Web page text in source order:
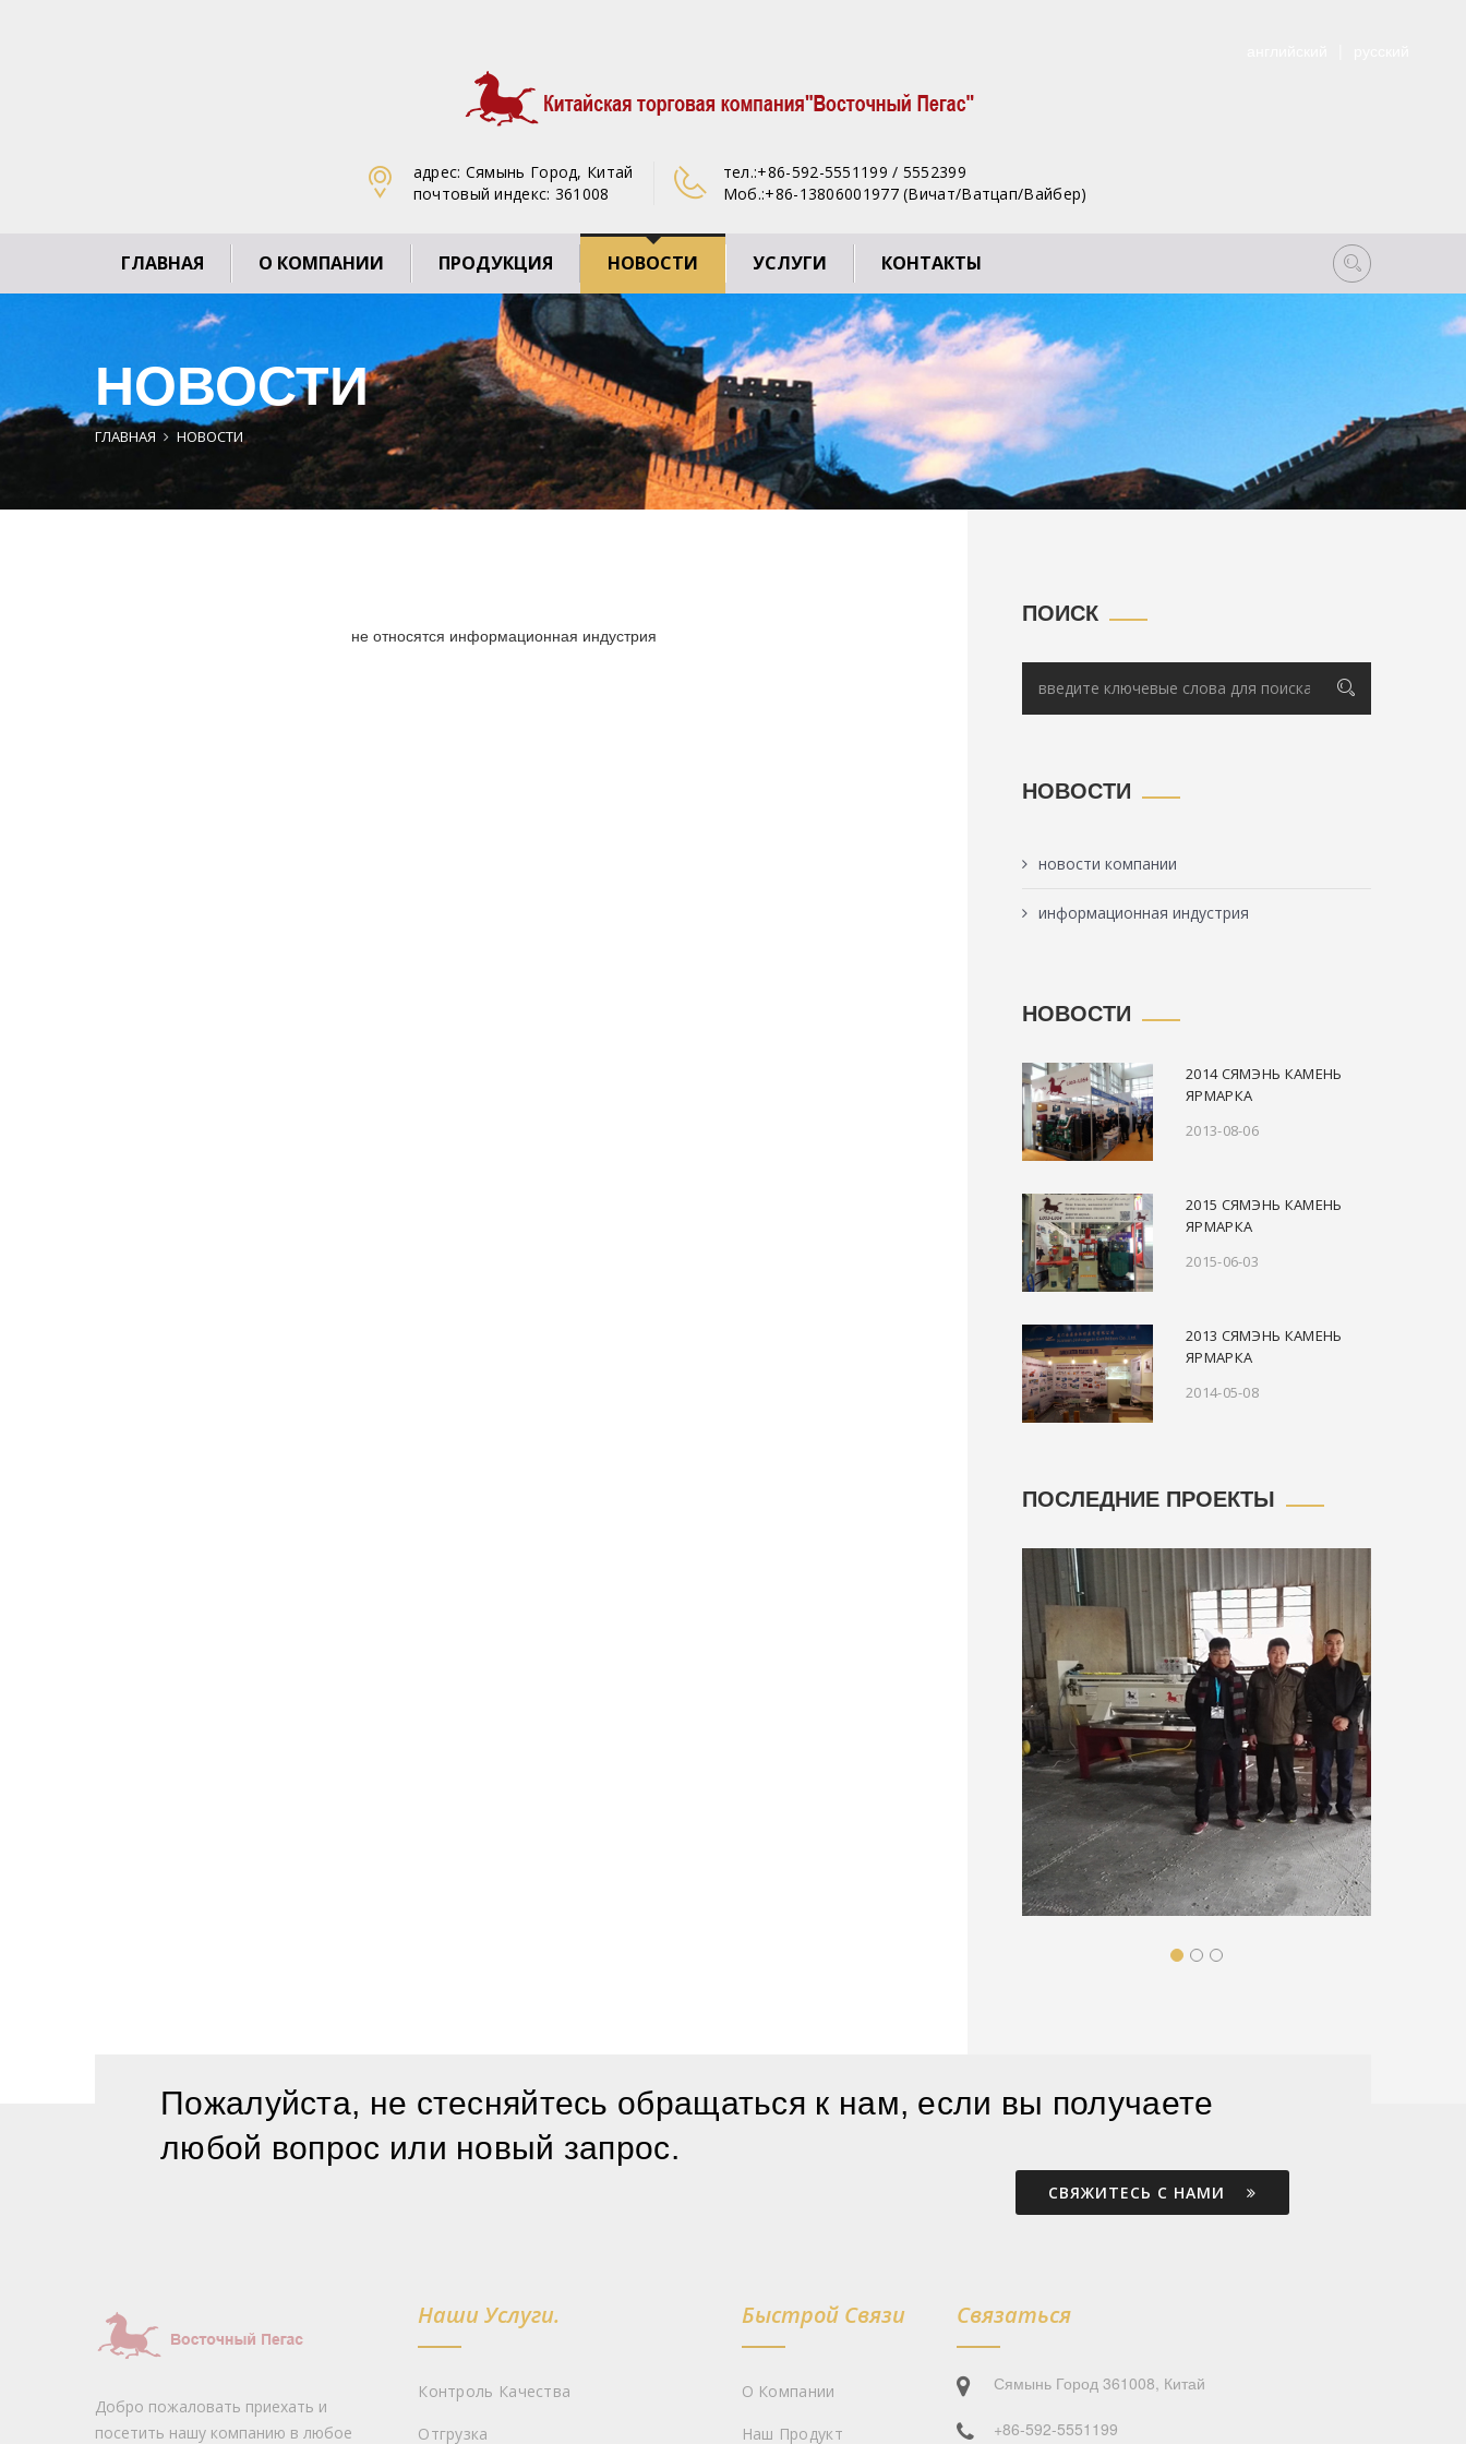
тел.:+86-592-5551199 / 5552399
Моб.:+86-13806001977 (Вичат/Ватцап/Вайбер)
адрес: Сямынь Город, Китай
почтовый индекс: 361008
ГЛАВНАЯ О КОМПАНИИ ПРОДУКЦИЯ НОВОСТИ УСЛУГИ КОНТАКТЫ
НОВОСТИ
ГЛАВНАЯ НОВОСТИ
не относятся информационная индустрия
ПОИСК
НОВОСТИ
новости компании
информационная индустрия
НОВОСТИ
2014 СЯМЭНЬ КАМЕНЬ
ЯРМАРКА
2013-08-06
2015 СЯМЭНЬ КАМЕНЬ
ЯРМАРКА
2015-06-03
2013 СЯМЭНЬ КАМЕНЬ
ЯРМАРКА
2014-05-08
ПОСЛЕДНИЕ ПРОЕКТЫ
Пожалуйста, не стесняйтесь обращаться к нам, если вы получаете
любой вопрос или новый запрос.
СВЯЖИТЕСЬ С НАМИ
Добро пожаловать приехать и
посетить нашу компанию в любое
Наши Услуги.
Контроль Качества
Отгрузка
Быстрой Связи
О Компании
Наш Продукт
Связаться
Сямынь Город 361008, Китай
+86-592-5551199